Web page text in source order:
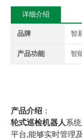
详细介绍
品牌 智
产品功能 智
产品介绍 ：
轮式巡检机器人系
平台,能够实时管理